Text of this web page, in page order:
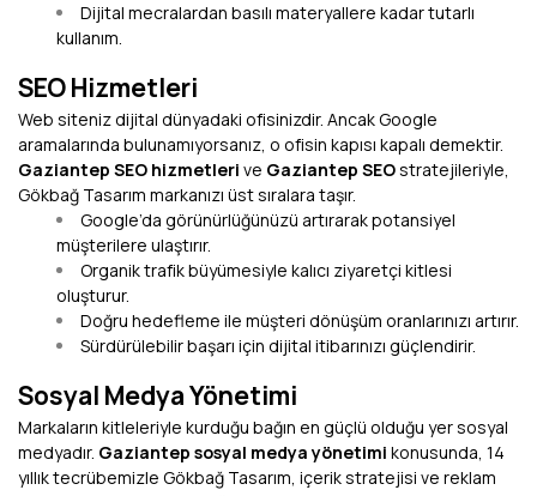
Dijital mecralardan basılı materyallere kadar tutarlı
kullanım.
SEO Hizmetleri
Web siteniz dijital dünyadaki ofisinizdir. Ancak Google
aramalarında bulunamıyorsanız, o ofisin kapısı kapalı demektir.
Gaziantep SEO hizmetleri ve Gaziantep SEOstratejileriyle,
Gökbağ Tasarım markanızı üst sıralara taşır.
Google’da görünürlüğünüzü artırarak potansiyel
müşterilere ulaştırır.
Organik trafik büyümesiyle kalıcı ziyaretçi kitlesi
oluşturur.
Doğru hedefleme ile müşteri dönüşüm oranlarınızı artırır.
Sürdürülebilir başarı için dijital itibarınızı güçlendirir.
Sosyal Medya Yönetimi
Markaların kitleleriyle kurduğu bağın en güçlü olduğu yer sosyal
medyadır. Gaziantep sosyal medya yönetimi konusunda, 14
yıllık tecrübemizle Gökbağ Tasarım, içerik stratejisi ve reklam